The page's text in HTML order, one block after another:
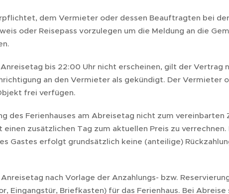
dem Vermieter oder dessen Beauftragten bei
oder Reisepass vorzulegen um die Meldung an die
bis 22:00 Uhr nicht erscheinen, gilt der Vertrag
an den Vermieter als gekündigt. Der Vermieter
frei verfügen.
des Ferienhauses am Abreisetag nicht zum
zusätzlichen Tag zum aktuellen Preis zu verrechnen.
Gastes erfolgt grundsätzlich keine (anteilige)
nach Vorlage der Anzahlungs- bzw.
Eingangstür, Briefkasten) für das Ferienhaus. Bei Abreise